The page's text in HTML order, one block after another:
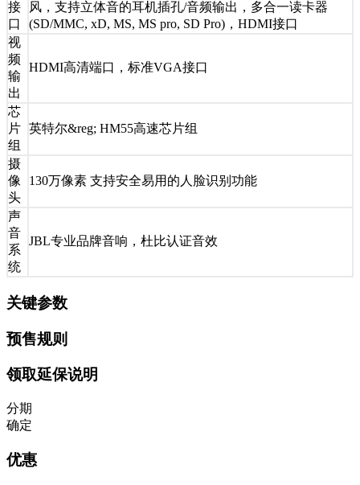
接
口
风，支持立体音的耳机插孔/音频输出，多合一读卡器
(SD/MMC, xD, MS, MS pro, SD Pro)，HDMI接口
视
频
输
出
HDMI高清端口，标准VGA接口
芯
片
组
英特尔&reg; HM55高速芯片组
摄
像
头
130万像素 支持安全易用的人脸识别功能
声
音
系
统
JBL专业品牌音响，杜比认证音效
关键参数
预售规则
领取延保说明
分期
确定
优惠